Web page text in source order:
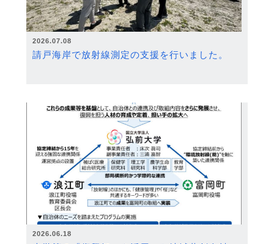
2026.07.08
請戸海岸で放射線測定の支援を行いました。
2026.06.18